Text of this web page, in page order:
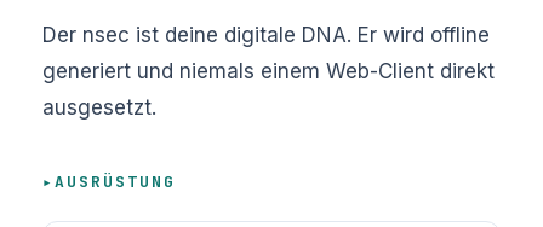
Der nsec ist deine digitale DNA. Er wird offline
generiert und niemals einem Web-Client direkt
ausgesetzt.
AUSRÜSTUNG